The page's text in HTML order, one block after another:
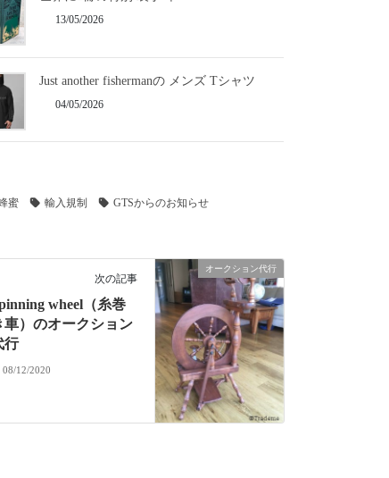
13/05/2026
Just another fishermanの メンズ Tシャツ
04/05/2026
蜜 輸入規制 GTSからのお知らせ
オークション代行
次の記事
wheel（糸巻
車）のオークション
行
08/12/2020